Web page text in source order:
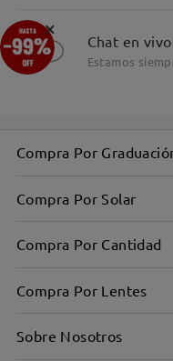
Chat en
Estamos
Compra Por
Compra Por Solar
Compra Por Cantidad
Compra Por Lentes
Sobre Nosotros
×